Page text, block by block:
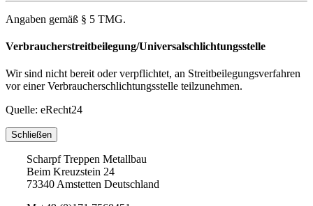
Angaben gemäß § 5 TMG.
Verbraucherstreitbeilegung/Universalschlichtungsstelle
Wir sind nicht bereit oder verpflichtet, an Streitbeilegungsverfahren
vor einer Verbraucherschlichtungsstelle teilzunehmen.
Quelle: eRecht24
Schließen
Scharpf Treppen Metallbau
Beim Kreuzstein 24
73340 Amstetten Deutschland